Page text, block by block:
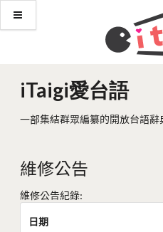
iTaigi愛台語
一部集結群眾編纂的開放台語辭
維修公告
維修公告紀錄:
日期